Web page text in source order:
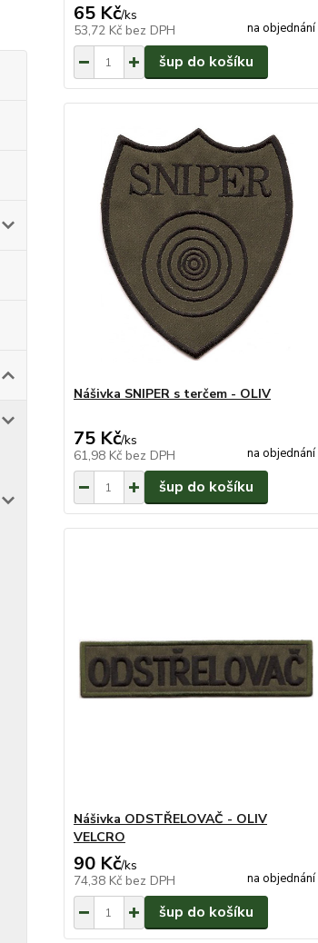
65 Kč/ks
53,72 Kč bez DPH na objednání
šup do košíku
Nášivka SNIPER s terčem - OLIV
75 Kč/ks
61,98 Kč bez DPH na objednání
šup do košíku
Nášivka ODSTŘELOVAČ - OLIV
VELCRO
90 Kč/ks
74,38 Kč bez DPH na objednání
šup do košíku